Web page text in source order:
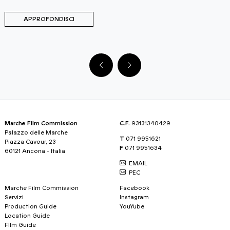
APPROFONDISCI
Marche Film Commission
Palazzo delle Marche
Piazza Cavour, 23
60121 Ancona - Italia
C.F. 93131340429
T 071 9951621
F 071 9951634
EMAIL
PEC
Marche Film Commission
Servizi
Production Guide
Location Guide
FIlm Guide
Facebook
Instagram
YouYube